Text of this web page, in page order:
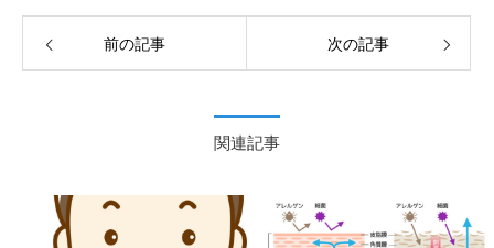
前の記事 次の記事
関連記事